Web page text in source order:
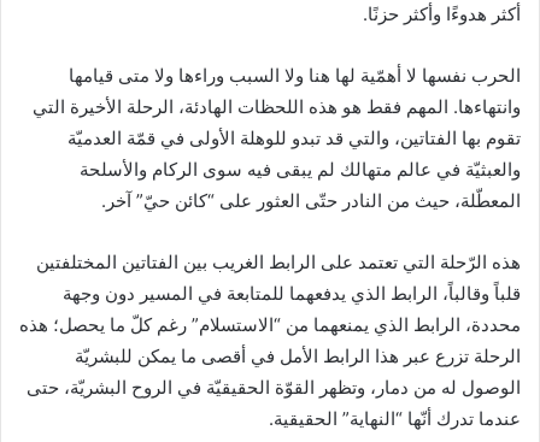
أكثر هدوءًا وأكثر حزنًا.
الحرب نفسها لا أهمّية لها هنا ولا السبب وراءها ولا متى قيامها
وانتهاءها. المهم فقط هو هذه اللحظات الهادئة، الرحلة الأخيرة التي
تقوم بها الفتاتين، والتي قد تبدو للوهلة الأولى في قمّة العدميّة
والعبثيّة في عالم متهالك لم يبقى فيه سوى الركام والأسلحة
المعطّلة، حيث من النادر حتّى العثور على “كائن حيّ” آخر.
هذه الرّحلة التي تعتمد على الرابط الغريب بين الفتاتين المختلفتين
قلباً وقالباً، الرابط الذي يدفعهما للمتابعة في المسير دون وجهة
محددة، الرابط الذي يمنعهما من “الاستسلام” رغم كلّ ما يحصل؛ هذه
الرحلة تزرع عبر هذا الرابط الأمل في أقصى ما يمكن للبشريّة
الوصول له من دمار، وتظهر القوّة الحقيقيّة في الروح البشريّة، حتى
عندما تدرك أنّها “النهاية” الحقيقية.